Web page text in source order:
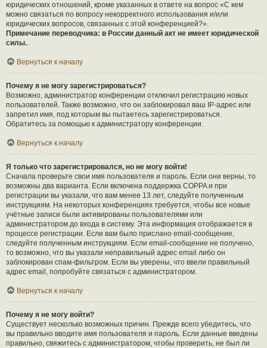
юридических отношений, кроме указанных в ответе на вопрос «С кем
можно связаться по вопросу некорректного использования и/или
юридических вопросов, связанных с этой конференцией?».
Примечание переводчика: в России данный акт не имеет юридической
силы..
Вернуться к началу
Почему я не могу зарегистрироваться?
Возможно, администратор конференции отключил регистрацию новых
пользователей. Также возможно, что он заблокировал ваш IP-адрес или
запретил имя, под которым вы пытаетесь зарегистрироваться.
Обратитесь за помощью к администратору конференции.
Вернуться к началу
Я только что зарегистрировался, но не могу войти!
Сначала проверьте свои имя пользователя и пароль. Если они верны, то
возможны два варианта. Если включена поддержка COPPA и при
регистрации вы указали, что вам менее 13 лет, следуйте полученным
инструкциям. На некоторых конференциях требуется, чтобы все новые
учётные записи были активированы пользователями или
администратором до входа в систему. Эта информация отображается в
процессе регистрации. Если вам было прислано email-сообщение,
следуйте полученным инструкциям. Если email-сообщение не получено,
то возможно, что вы указали неправильный адрес email либо он
заблокирован спам-фильтром. Если вы уверены, что ввели правильный
адрес email, попробуйте связаться с администратором.
Вернуться к началу
Почему я не могу войти?
Существует несколько возможных причин. Прежде всего убедитесь, что
вы правильно вводите имя пользователя и пароль. Если данные введены
правильно, свяжитесь с администратором, чтобы проверить, не был ли